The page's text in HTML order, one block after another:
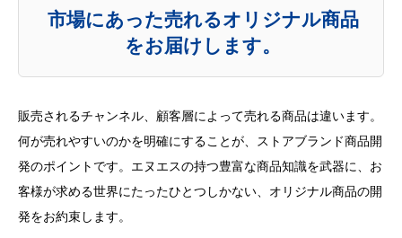
市場にあった売れるオリジナル商品
をお届けします。
販売されるチャンネル、顧客層によって売れる商品は違います。
何が売れやすいのかを明確にすることが、ストアブランド商品開
発のポイントです。エヌエスの持つ豊富な商品知識を武器に、お
客様が求める世界にたったひとつしかない、オリジナル商品の開
発をお約束します。